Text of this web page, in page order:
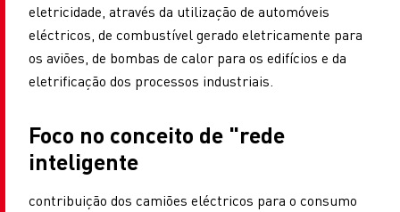
eletricidade, através da utilização de automóveis
eléctricos, de combustível gerado eletricamente para
os aviões, de bombas de calor para os edifícios e da
eletrificação dos processos industriais.
Foco no conceito de "rede
inteligente
contribuição dos camiões eléctricos para o consumo